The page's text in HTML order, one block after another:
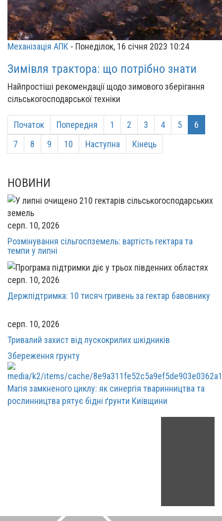
Механізація АПК - Понеділок, 16 січня 2023 10:24
Зимівля трактора: що потрібно знати
Найпростіші рекомендації щодо зимового зберігання
сільськогосподарської техніки
Початок Попередня 1 2 3 4 5
6
7
8 9 10 Наступна Кінець
НОВИНИ
серп. 10, 2026
Розмінування сільгоспземель: вартість гектара та
темпи у липні
серп. 10, 2026
Держпідтримка: 10 тисяч гривень за гектар бавовнику
серп. 10, 2026
Тривалий захист від лускокрилих шкідників
Збереження грунту
Магія замкненого циклу: як синергія тваринництва та
рослинництва рятує бідні ґрунти Київщини